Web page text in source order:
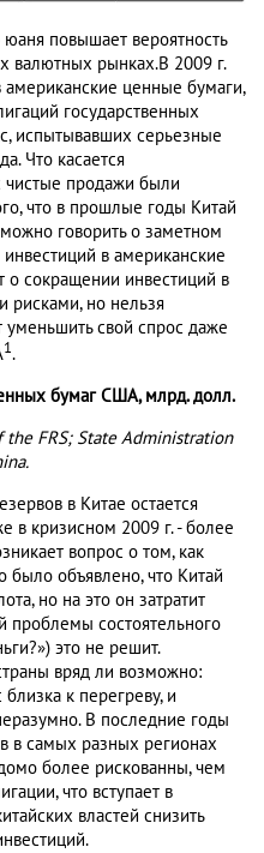
повышает вероятность
валютных рынках.В 2009 г.
американские ценные бумаги,
государственных
испытывавших серьезные
Что касается
чистые продажи были
что в прошлые годы Китай
говорить о заметном
в американские
о сокращении инвестиций в
рисками, но нельзя
уменьшить свой спрос даже
1.
бумаг США, млрд. долл.
the FRS; State Administration
в Китае остается
в кризисном 2009 г. - более
вопрос о том, как
было объявлено, что Китай
но на это он затратит
проблемы состоятельного
это не решит.
вряд ли возможно:
к перегреву, и
В последние годы
в самых разных регионах
более рискованны, чем
что вступает в
властей снизить